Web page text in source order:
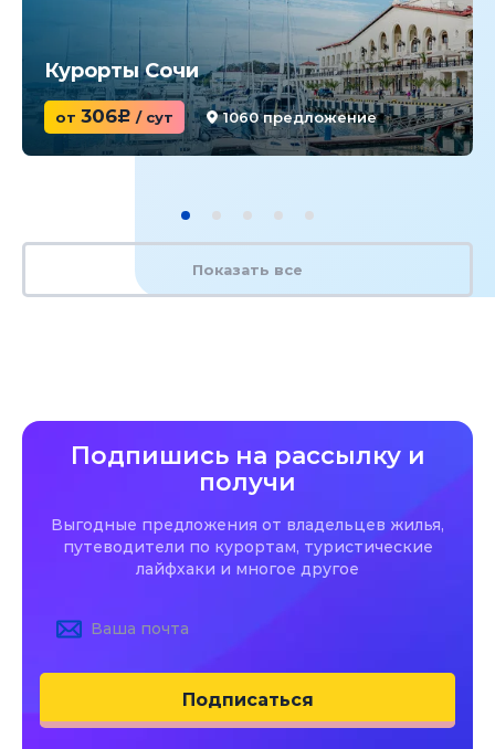
Курорты Сочи
от 306c / сут 1060 предложение
Показать все
Подпишись на рассылку и
получи
Выгодные предложения от владельцев жилья,
путеводители по курортам, туристические
лайфхаки и многое другое
Подписаться